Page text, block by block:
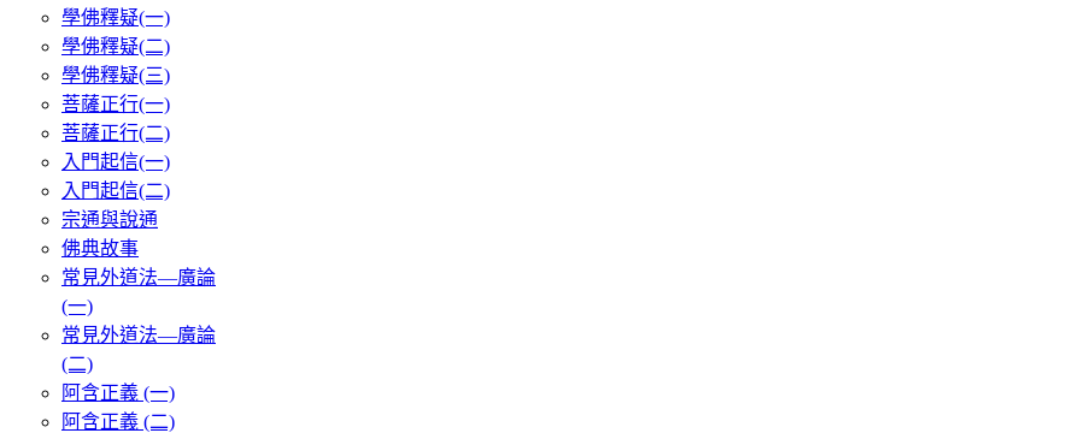
學佛釋疑(一)
學佛釋疑(二)
學佛釋疑(三)
菩薩正行(一)
菩薩正行(二)
入門起信(一)
入門起信(二)
宗通與說通
佛典故事
常見外道法—廣論
(一)
常見外道法—廣論
(二)
阿含正義 (一)
阿含正義 (二)